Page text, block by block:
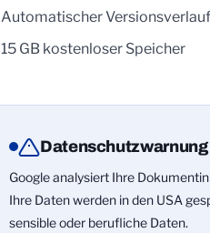
Automatischer Versionsverlauf
15 GB kostenloser Speicher
Datenschutzwarnung
Google analysiert Ihre
Ihre Daten werden in den USA
sensible oder berufliche Daten.